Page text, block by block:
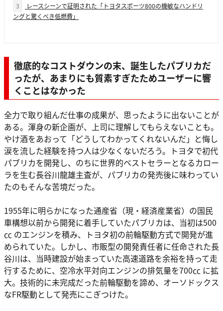
3
レースシーンで証明された「トヨタスポーツ800の機敏なハンドリ
ングと驚くべき低燃費」
徹底的なコストダウンの末、誕生したパブリカだ
ったが、あまりにも質素すぎたためユーザーに響
くことはなかった
全力で取り組んだ仕事の成果が、思ったように出ないことが
ある。渾身の新企画が、上司に理解してもらえないことも。
やけ酒をあおって「どうしてわかってくれないんだ」と悔し
涙を流した経験を持つ人は少なくないだろう。トヨタで初代
パブリカを開発し、のちに世界的ベストセラーとなるカロー
ラを生む長谷川龍雄主査が、パブリカの発売後に味わってい
たのもそんな苦境だった。
1955年に明らかになった通産省（現・経済産業省）の国民
車構想以前から開発に着手していたパブリカは、当初は500
㏄ のエンジンを積み、トヨタ初の前輪駆動方式で開発が進
められていた。しかし、市販型の開発責任者に任命された長
谷川は、当時建設が始まっていた高速道路を余裕を持って走
行するために、空冷水平対向エンジンの排気量を700㏄ に拡
大。技術的に未完成だった前輪駆動を諦め、オーソドックス
なFR駆動として発売にこぎつけた。